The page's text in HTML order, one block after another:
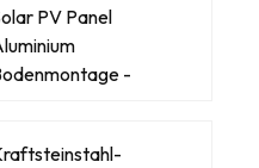
PV Panel
-